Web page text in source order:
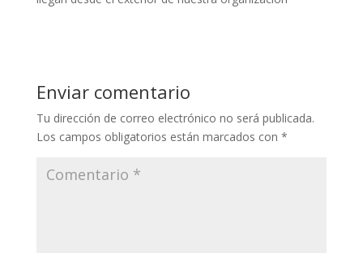
Enviar comentario
Tu dirección de correo electrónico no será publicada.
Los campos obligatorios están marcados con *